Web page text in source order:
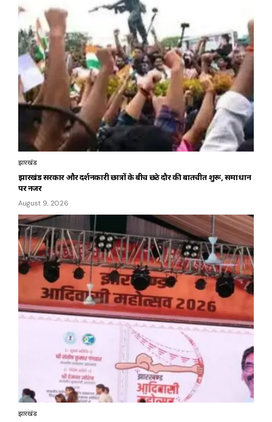
झारखंड
झारखंड सरकार और प्रदर्शनकारी छात्रों के बीच छठे दौर की बातचीत शुरू, समाधान
पर नजर
August 9, 2026
झारखंड